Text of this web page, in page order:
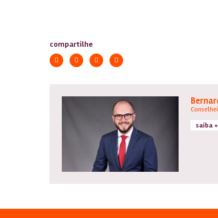
compartilhe
saiba +